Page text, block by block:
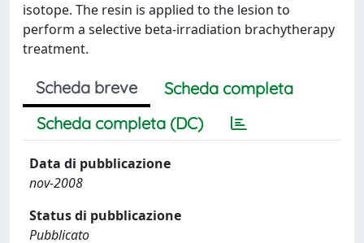
isotope. The resin is applied to the lesion to
perform a selective beta-irradiation brachytherapy
treatment.
Scheda breve
Scheda completa
Scheda completa (DC)
Data di pubblicazione
nov-2008
Status di pubblicazione
Pubblicato